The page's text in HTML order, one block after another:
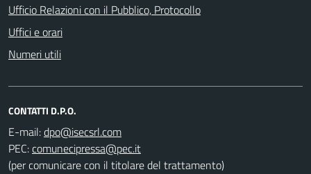
Ufficio Relazioni con il Pubblico, Protocollo
Uffici e orari
Numeri utili
CONTATTI D.P.O.
E-mail:
PEC:
(per comunicare con il titolare del trattamento)